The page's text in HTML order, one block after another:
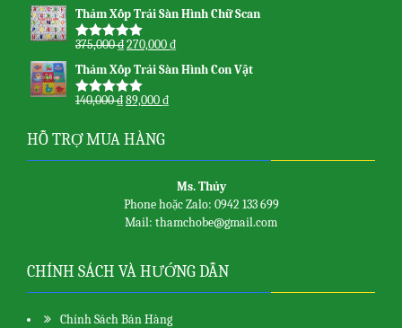
sao
Thảm Xốp Trải Sàn Hình Chữ Scan
Được xếp
sao
375,000₫270,000₫
Thảm Xốp Trải Sàn Hình Con Vật
Được xếp
140,000₫89,000₫
HỖ TRỢ MUA HÀNG
Ms. Thủy
Phone hoặc Zalo: 0942 133 699
Mail: thamchobe@gmail.com
CHÍNH SÁCH VÀ HƯỚNG DẪN
Chính Sách Bán Hàng